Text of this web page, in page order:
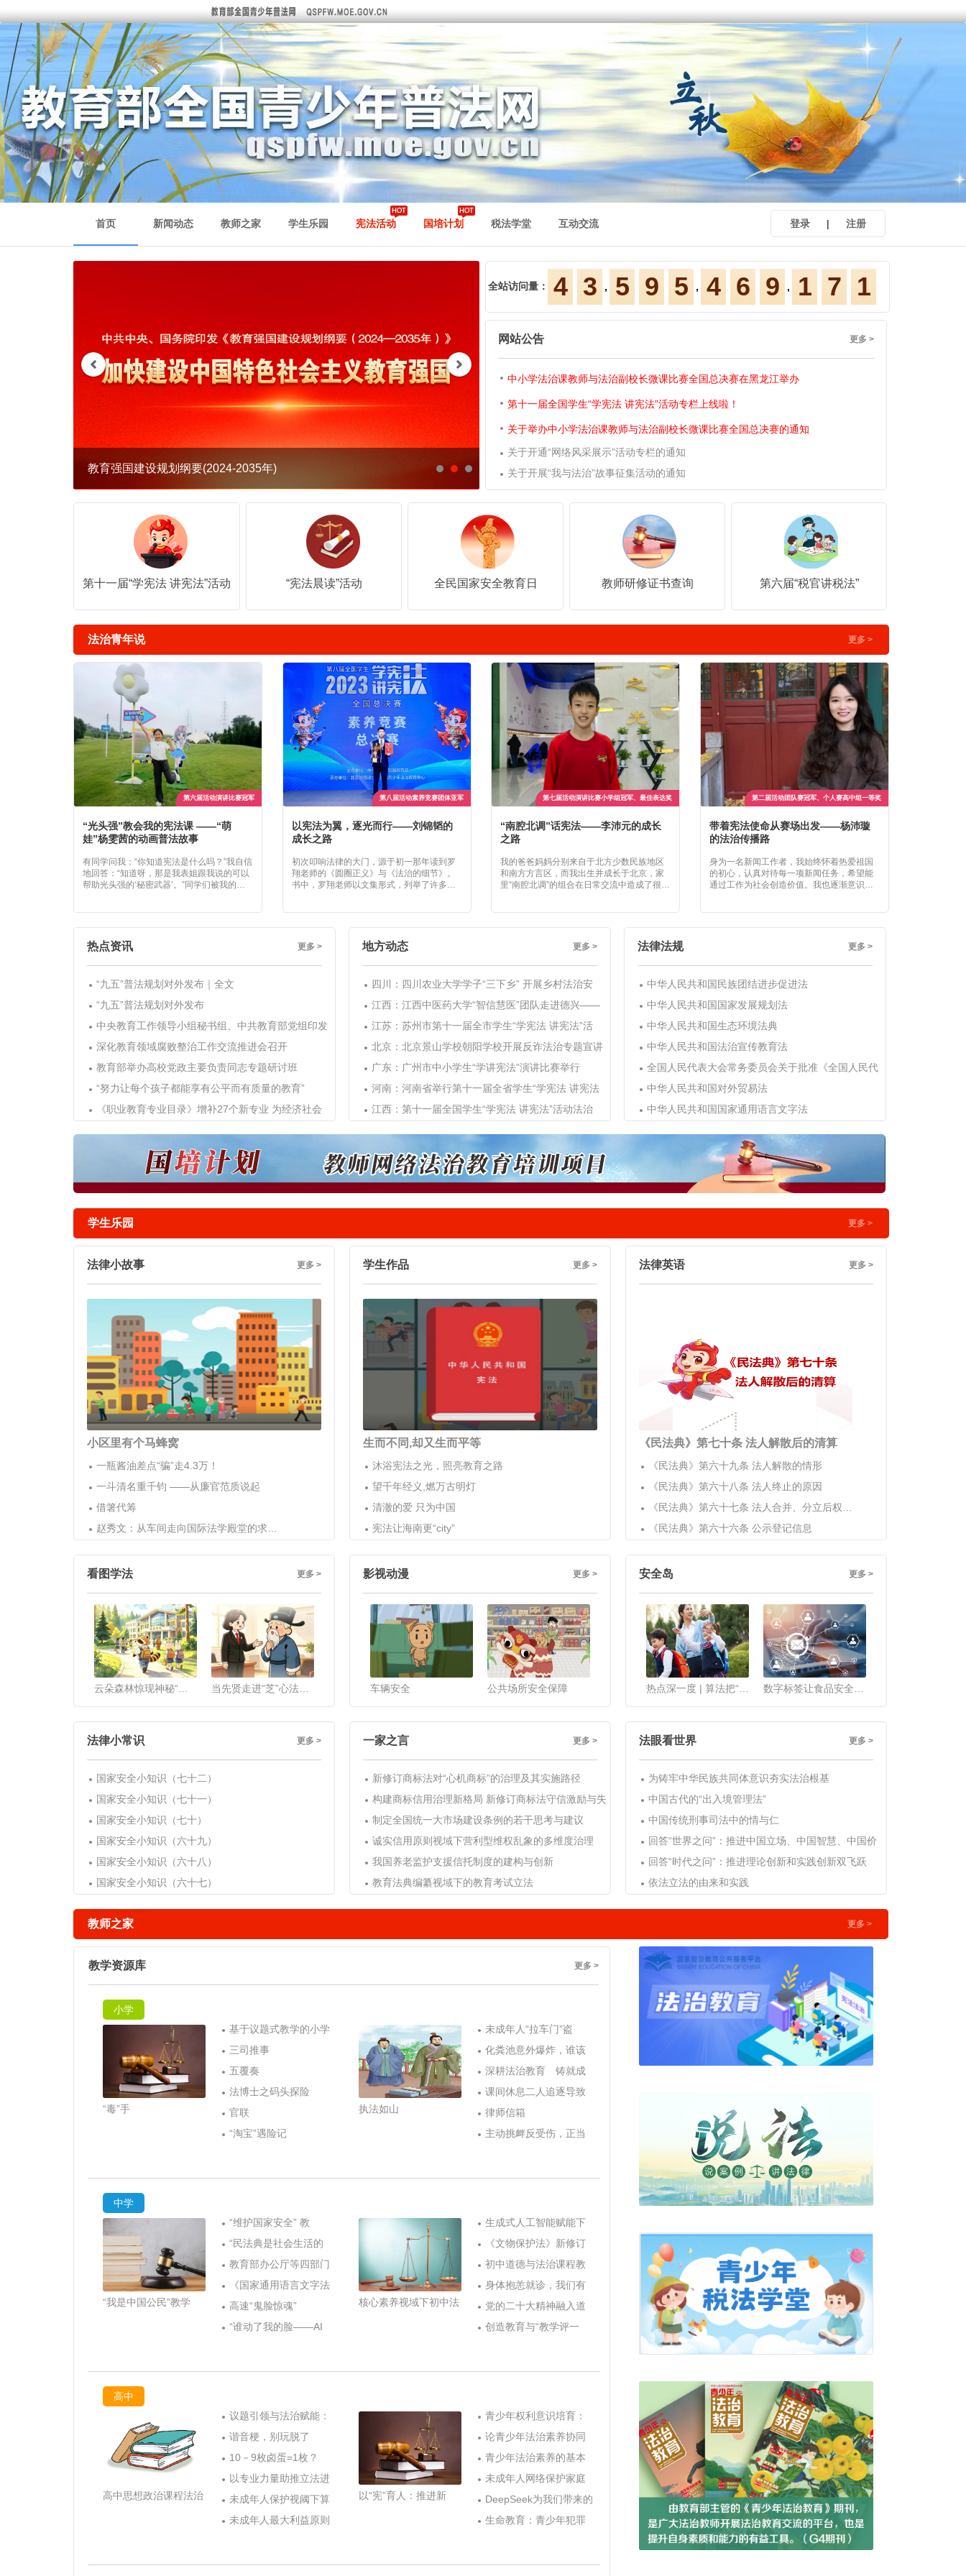
首页 新闻动态 教师之家 学生乐园 宪法活动 国培计划 税法学堂 互动交流 登录 | 注册
深入学习贯彻习近平总书记关于教育的重要论述
全站访问量：
8
9
0
1
2
3
4
5
6
7
8
9
7
8
9
0
1
2
3
4
5
6
7
8
9
,
8
9
0
1
2
4
5
6
7
8
9
2
3
4
5
6
8
9
8
9
0
1
2
4
5
6
7
8
9
,
7
8
9
0
1
3
4
5
6
7
8
9
0
1
2
3
5
6
7
8
2
3
4
5
6
7
8
9
,
4
5
6
7
8
9
0
1
2
3
5
7
8
9
0
1
2
3
4
5
6
7
8
9
4
5
6
7
8
9
0
1
2
3
7
9
网站公告 更多 >
中小学法治课教师与法治副校长微课比赛全国总决赛在黑龙江举办
第十一届全国学生“学宪法 讲宪法”活动专栏上线啦！
关于举办中小学法治课教师与法治副校长微课比赛全国总决赛的通知
关于开通“网络风采展示”活动专栏的通知
关于开展“我与法治”故事征集活动的通知
第十一届“学宪法 讲宪法”活动 “宪法晨读”活动 全民国家安全教育日 教师研修证书查询 第六届“税官讲税法”
法治青年说 更多 >
第六届活动演讲比赛冠军
“光头强”教会我的宪法课 ——“萌
娃”杨雯茜的动画普法故事
有同学问我：“你知道宪法是什么吗？”我自信
地回答：“知道呀，那是我表姐跟我说的可以
帮助光头强的‘秘密武器’。”同学们被我的话
识，肯定会被人利用，处处吃亏。”就这样，
在全班同学雷鸣般的掌声中，我带着“拯救光
头强”的任务站上了演讲台。
第八届活动素养竞赛团体亚军
以宪法为翼，逐光而行——刘锦韬的
成长之路
初次叩响法律的大门，源于初一那年读到罗
翔老师的《圆圈正义》与《法治的细节》。
书中，罗翔老师以文集形式，列举了许多具
懂，但这些文字让我深受震撼，在我心中埋
下了法律的种子。
第七届活动演讲比赛小学组冠军、最佳表达奖
“南腔北调”话宪法——李沛元的成长
之路
我的爸爸妈妈分别来自于北方少数民族地区
和南方方言区，而我出生并成长于北京，家
里“南腔北调”的组合在日常交流中造成了很多
第二届活动团队赛冠军、个人赛高中组一等奖
带着宪法使命从赛场出发——杨沛璇
的法治传播路
身为一名新闻工作者，我始终怀着热爱祖国
的初心，认真对待每一项新闻任务，希望能
通过工作为社会创造价值。我也逐渐意识
百姓美好生活付出的努力，通过新闻报道的
形式传达给更多的人。我始终相信，优良的
政策是可以通过百姓生活的美好来体现的，
而让这些美好被看见、被感知，正是我的职
责所在。
热点资讯 更多 >
“九五”普法规划对外发布｜全文
“九五”普法规划对外发布
中央教育工作领导小组秘书组、中共教育部党组印发
深化教育领域腐败整治工作交流推进会召开
教育部举办高校党政主要负责同志专题研讨班
“努力让每个孩子都能享有公平而有质量的教育”
《职业教育专业目录》增补27个新专业 为经济社会
地方动态 更多 >
四川：四川农业大学学子“三下乡” 开展乡村法治安
江西：江西中医药大学“智信慧医”团队走进德兴——
江苏：苏州市第十一届全市学生“学宪法 讲宪法”活
北京：北京景山学校朝阳学校开展反诈法治专题宣讲
广东：广州市中小学生“学讲宪法”演讲比赛举行
河南：河南省举行第十一届全省学生“学宪法 讲宪法
江西：第十一届全国学生“学宪法 讲宪法”活动法治
法律法规 更多 >
中华人民共和国民族团结进步促进法
中华人民共和国国家发展规划法
中华人民共和国生态环境法典
中华人民共和国法治宣传教育法
全国人民代表大会常务委员会关于批准《全国人民代
中华人民共和国对外贸易法
中华人民共和国国家通用语言文字法
学生乐园 更多 >
法律小故事 更多 >
小区里有个马蜂窝
一瓶酱油差点“骗”走4.3万！
一斗清名重千钧 ——从廉官范质说起
借箸代筹
学生作品 更多 >
生而不同,却又生而平等
沐浴宪法之光，照亮教育之路
望千年经义,燃万古明灯
清澈的爱 只为中国
宪法让海南更“city”
法律英语 更多 >
《民法典》第七十条 法人解散后的清算
《民法典》第六十九条 法人解散的情形
《民法典》第六十八条 法人终止的原因
《民法典》第六十六条 公示登记信息
看图学法 更多 > 影视动漫 更多 >
车辆安全 公共场所安全保障
安全岛 更多 >
法律小常识 更多 >
国家安全小知识（七十二）
国家安全小知识（七十一）
国家安全小知识（七十）
国家安全小知识（六十九）
国家安全小知识（六十八）
国家安全小知识（六十七）
一家之言 更多 >
新修订商标法对“心机商标”的治理及其实施路径
构建商标信用治理新格局 新修订商标法守信激励与失
制定全国统一大市场建设条例的若干思考与建议
诚实信用原则视域下营利型维权乱象的多维度治理
我国养老监护支援信托制度的建构与创新
教育法典编纂视域下的教育考试立法
法眼看世界 更多 >
为铸牢中华民族共同体意识夯实法治根基
中国古代的“出入境管理法”
中国传统刑事司法中的情与仁
回答“世界之问”：推进中国立场、中国智慧、中国价
回答“时代之问”：推进理论创新和实践创新双飞跃
依法立法的由来和实践
教师之家 更多 >
教学资源库 更多 >
小学
“毒”手
基于议题式教学的小学
三司推事
五覆奏
法博士之码头探险
官联
“淘宝”遇险记
执法如山
未成年人“拉车门”盗
化粪池意外爆炸，谁该
深耕法治教育 铸就成
课间休息二人追逐导致
律师信箱
主动挑衅反受伤，正当
中学
“我是中国公民”教学
“维护国家安全” 教
“民法典是社会生活的
教育部办公厅等四部门
《国家通用语言文字法
高速“鬼脸惊魂”
“谁动了我的脸——AI
核心素养视域下初中法
生成式人工智能赋能下
《文物保护法》新修订
初中道德与法治课程教
身体抱恙就诊，我们有
党的二十大精神融入道
创造教育与“教学评一
高中
高中思想政治课程法治
议题引领与法治赋能：
谐音梗，别玩脱了
10－9枚卤蛋=1枚？
以专业力量助推立法进
未成年人保护视阈下算
未成年人最大利益原则
以“宪”育人：推进新
青少年权利意识培育：
论青少年法治素养协同
青少年法治素养的基本
未成年人网络保护家庭
DeepSeek为我们带来的
生命教育：青少年犯罪